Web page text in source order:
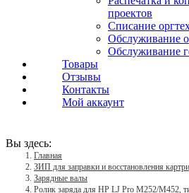
проектов
Списание
Обслуживание
Обслуживание
Товары
Отзывы
Контакты
Мой аккаунт
Вы здесь:
Главная
ЗИП для заправки и восстановления
Зарядные валы
Ролик заряда для HP LJ Pro M252/M452,